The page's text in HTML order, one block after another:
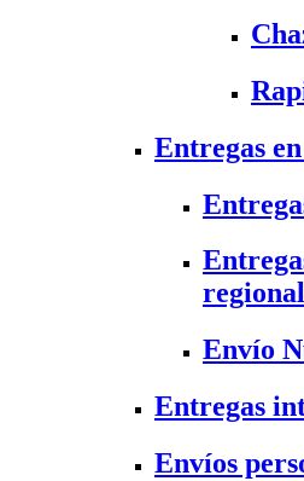
Entregas
Envío
Entregas
Envíos